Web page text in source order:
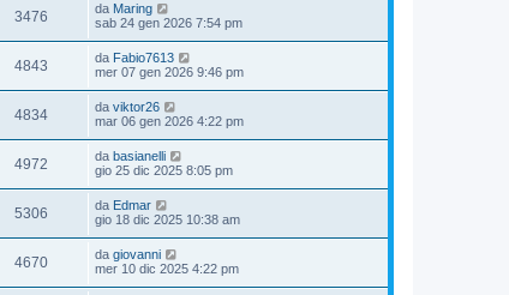
3476 da Maring
sab 24 gen 2026 7:54 pm
4843 da Fabio7613
mer 07 gen 2026 9:46 pm
4834 da viktor26
mar 06 gen 2026 4:22 pm
4972 da basianelli
gio 25 dic 2025 8:05 pm
5306 da Edmar
gio 18 dic 2025 10:38 am
4670 da giovanni
mer 10 dic 2025 4:22 pm